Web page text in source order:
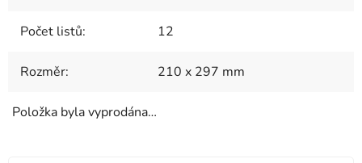
Počet listů: 12
Rozměr: 210 x 297 mm
Položka byla vyprodána…